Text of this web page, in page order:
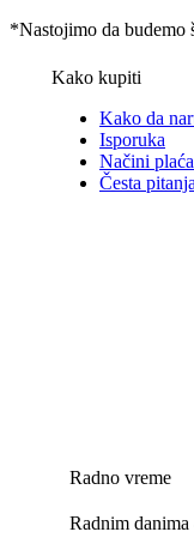
*Nastojimo da budemo
Kako kupiti
Kako da
Isporuka
Načini
Česta pitanja
Radno vreme
Radnim danima